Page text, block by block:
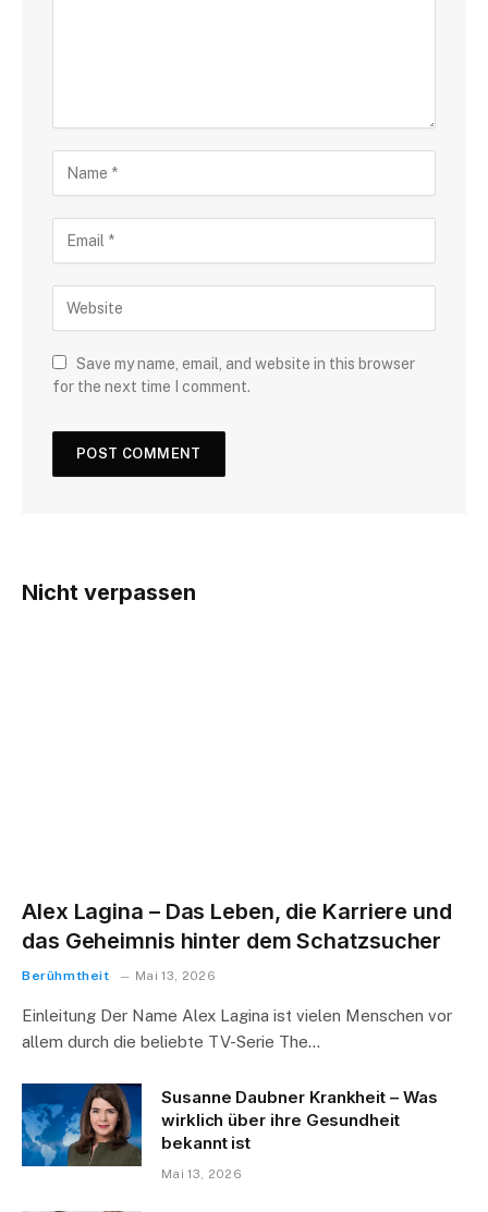
Save my name, email, and website in this browser
for the next time I comment.
Nicht verpassen
Alex Lagina – Das Leben, die Karriere und
das Geheimnis hinter dem Schatzsucher
Berühmtheit Mai 13, 2026
Einleitung Der Name Alex Lagina ist vielen Menschen vor
allem durch die beliebte TV-Serie The…
Susanne Daubner Krankheit – Was
wirklich über ihre Gesundheit
bekannt ist
Mai 13, 2026